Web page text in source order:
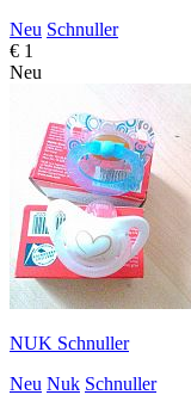
Neu Schnuller
€ 1
Neu
NUK Schnuller
Neu Nuk Schnuller